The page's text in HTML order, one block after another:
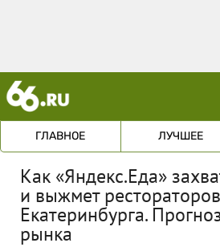
ГЛАВНОЕ ЛУЧШЕЕ
Как «Яндекс.Еда»
и выжмет рестораторов
Екатеринбурга.
рынка